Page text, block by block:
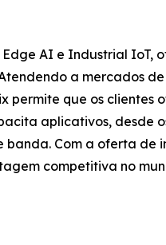
AI e Industrial
a mercados
permite que os
aplicativos, desde
Com a oferta
competitiva no